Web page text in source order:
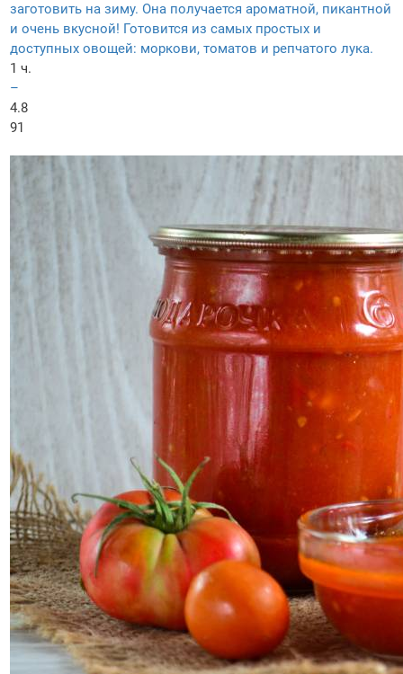
заготовить на зиму. Она получается ароматной, пикантной
и очень вкусной! Готовится из самых простых и
доступных овощей: моркови, томатов и репчатого лука.
1 ч.
–
4.8
91